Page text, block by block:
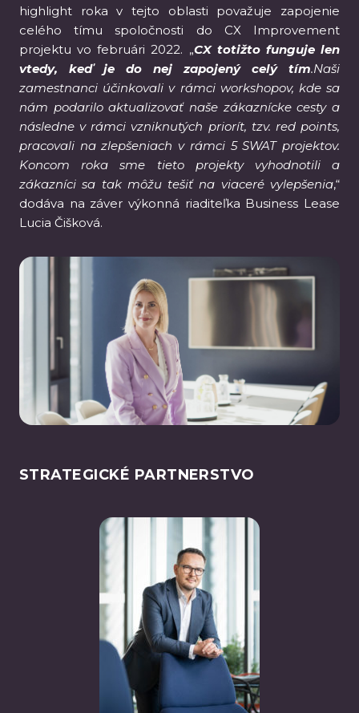
highlight roka v tejto oblasti považuje zapojenie
celého tímu spoločnosti do CX Improvement
projektu vo februári 2022. „CX totižto funguje len
vtedy, keď je do nej zapojený celý tím.Naši
zamestnanci účinkovali v rámci workshopov, kde sa
nám podarilo aktualizovať naše zákaznícke cesty a
následne v rámci vzniknutých priorít, tzv. red points,
pracovali na zlepšeniach v rámci 5 SWAT projektov.
Koncom roka sme tieto projekty vyhodnotili a
zákazníci sa tak môžu tešiť na viaceré vylepšenia,“
dodáva na záver výkonná riaditeľka Business Lease
Lucia Čišková.
STRATEGICKÉ PARTNERSTVO